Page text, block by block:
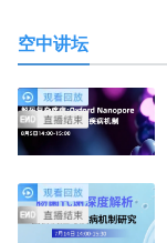
空中讲坛